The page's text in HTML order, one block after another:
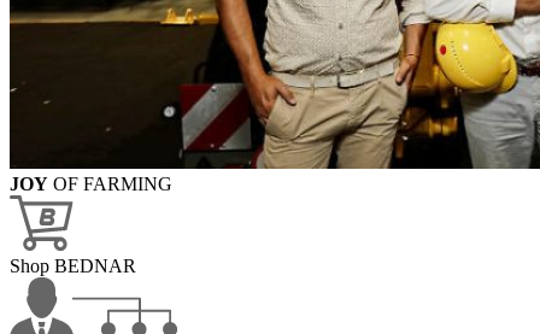
JOY OF FARMING
Shop BEDNAR